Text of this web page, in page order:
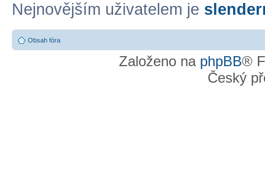
Nejnovějším uživatelem je
Obsah fóra
Založeno na phpBB®
Český